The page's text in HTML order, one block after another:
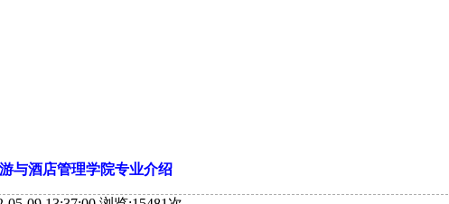
与酒店管理学院专业介绍